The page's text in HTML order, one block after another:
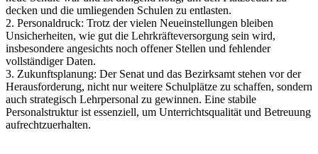
decken und die umliegenden Schulen zu entlasten.
2. Personaldruck: Trotz der vielen Neueinstellungen bleiben
Unsicherheiten, wie gut die Lehrkräfteversorgung sein wird,
insbesondere angesichts noch offener Stellen und fehlender
vollständiger Daten.
3. Zukunftsplanung: Der Senat und das Bezirksamt stehen vor der
Herausforderung, nicht nur weitere Schulplätze zu schaffen, sondern
auch strategisch Lehrpersonal zu gewinnen. Eine stabile
Personalstruktur ist essenziell, um Unterrichtsqualität und Betreuung
aufrechtzuerhalten.